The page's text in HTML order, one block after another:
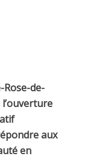
Rose-de-
aux
en